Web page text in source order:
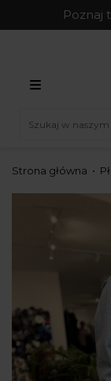
Poznaj
Strona główna